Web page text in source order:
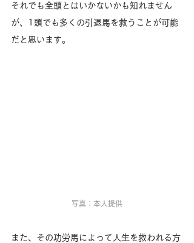
それでも全頭とはいかないかも知れません
が、1頭でも多くの引退馬を救うことが可能
だと思います。
写真：本人提供
また、その功労馬によって人生を救われる方